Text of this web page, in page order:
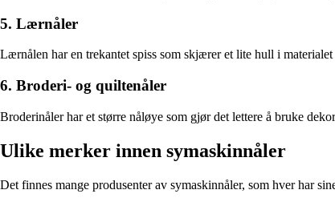
5. Lærnåler
Lærnålen har en trekantet spiss som skjærer et lite hull i
6. Broderi- og quiltenåler
Broderinåler har et større nåløye som gjør det lettere å bruke
Ulike merker innen symaskinnåler
Det finnes mange produsenter av symaskinnåler, som hver har